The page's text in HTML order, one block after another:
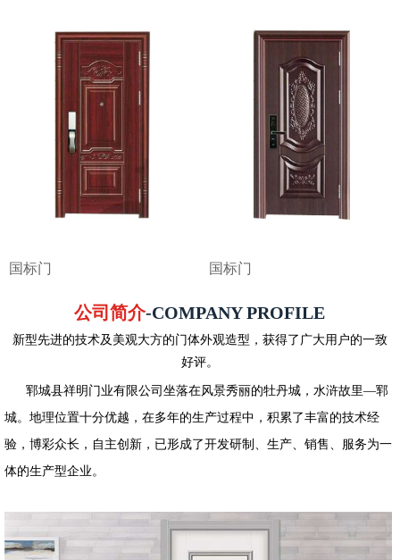
国标门 国标门
公司简介-COMPANY PROFILE
新型先进的技术及美观大方的门体外观造型，获得了广大用户的一致
好评。
郓城县祥明门业有限公司坐落在风景秀丽的牡丹城，水浒故里—郓
城。地理位置十分优越，在多年的生产过程中，积累了丰富的技术经
验，博彩众长，自主创新，已形成了开发研制、生产、销售、服务为一
体的生产型企业。